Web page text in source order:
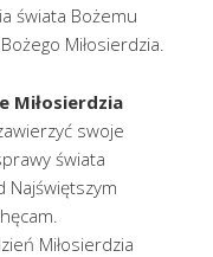
świata Bożemu
Miłosierdzia.
Miłosierdzia
swoje
świata
Najświętszym
Miłosierdzia